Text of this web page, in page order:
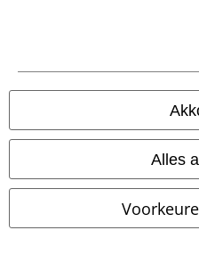
Alles
Download gratis de nieuwe